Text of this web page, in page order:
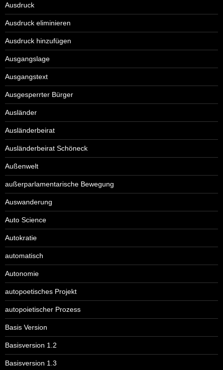
Ausdruck
Ausdruck eliminieren
Ausdruck hinzufügen
Ausgangslage
Ausgangstext
Ausgesperrter Bürger
Ausländer
Ausländerbeirat
Ausländerbeirat Schöneck
Außenwelt
außerparlamentarische Bewegung
Auswanderung
Auto Science
Autokratie
automatisch
Autonomie
autopoetisches Projekt
autopoietischer Prozess
Basis Version
Basisversion 1.2
Basisversion 1.3